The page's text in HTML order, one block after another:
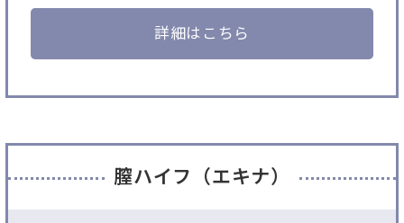
詳細はこちら
膣ハイフ（エキナ）